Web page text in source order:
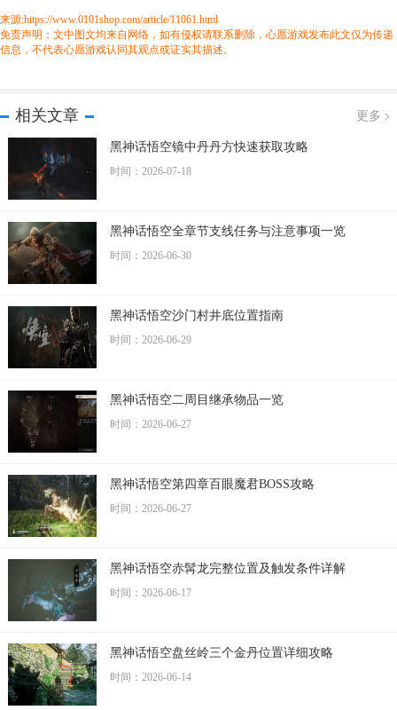
来源:https://www.0101shop.com/article/11061.html
免责声明：文中图文均来自网络，如有侵权请联系删除，心愿游戏发布此文仅为传递
信息，不代表心愿游戏认同其观点或证实其描述。
相关文章 更多
黑神话悟空镜中丹丹方快速获取攻略
时间：2026-07-18
黑神话悟空全章节支线任务与注意事项一览
时间：2026-06-30
黑神话悟空沙门村井底位置指南
时间：2026-06-29
黑神话悟空二周目继承物品一览
时间：2026-06-27
黑神话悟空第四章百眼魔君BOSS攻略
时间：2026-06-27
黑神话悟空赤髯龙完整位置及触发条件详解
时间：2026-06-17
黑神话悟空盘丝岭三个金丹位置详细攻略
时间：2026-06-14